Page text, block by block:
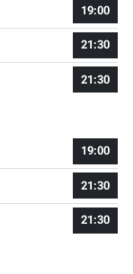
19:00
21:30
21:30
19:00
21:30
21:30